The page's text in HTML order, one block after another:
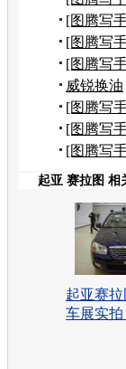
汇总
[图腾写
[图腾写
[图腾写
威锐换油
[图腾写
[图腾写
[图腾写
起亚 赛拉图 相
起亚赛
车展实